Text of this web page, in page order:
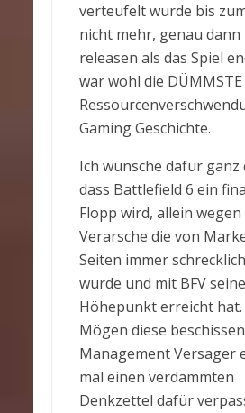
verteufelt wurde bis
nicht mehr, genau dann
releasen als das Spiel
war wohl die DÜMMSTE
Gaming Geschichte.
Ich wünsche dafür ganz
dass Battlefield 6 ein
Flopp wird, allein wegen
Verarsche die von
Seiten immer
wurde und mit BFV
Höhepunkt erreicht hat.
Mögen diese
Management Versager
mal einen verdammten
Denkzettel dafür